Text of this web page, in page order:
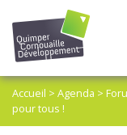
Accueil > Agenda >
pour tous !